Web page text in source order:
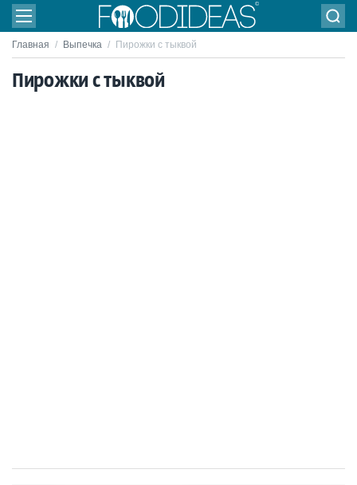
Главная / Выпечка / Пирожки с тыквой
Пирожки с тыквой